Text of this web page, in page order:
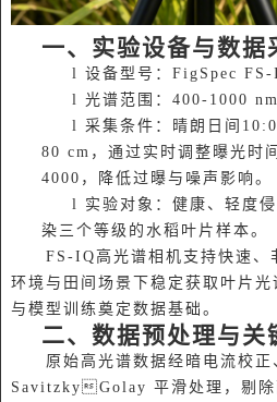
一、实验设备与数据
l 设备型号：FigSpec
l 光谱范围：400-1000
l 采集条件：晴朗日间
80 cm，通过实时调整曝光时
4000，降低过曝与噪声影响。
l 实验对象：健康、轻度
染三个等级的水稻叶片样本。
FS-IQ高光谱相机支持快速、
环境与田间场景下稳定获取叶片
与模型训练奠定数据基础。
二、数据预处理与关
原始高光谱数据经暗电流校正
SavitzkyGolay 平滑处理，剔除